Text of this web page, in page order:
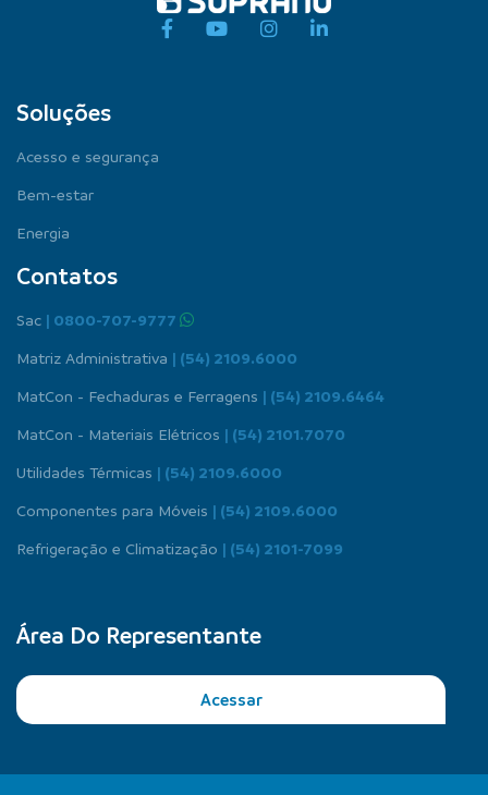
Soluções
Acesso e segurança
Bem-estar
Energia
Contatos
Sac | 0800-707-9777
Matriz Administrativa | (54) 2109.6000
MatCon - Fechaduras e Ferragens | (54) 2109.6464
MatCon - Materiais Elétricos | (54) 2101.7070
Utilidades Térmicas | (54) 2109.6000
Componentes para Móveis | (54) 2109.6000
Refrigeração e Climatização | (54) 2101-7099
Área Do Representante
Acessar